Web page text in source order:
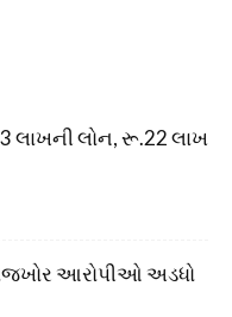
લાખની લોન, રૂ.22 લાખ
આરોપીઓ અડધો